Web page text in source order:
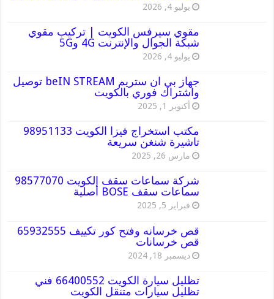
يوليو 4, 2026
مقوي سيرفس الكويت | تركيب مقوي
شبكة الجوال والإنترنت 4G و5G
يوليو 4, 2026
جهاز بي ان ستريم beIN STREAM توصيل
واشتراك فوري بالكويت
أكتوبر 1, 2025
مكتب استخراج فيزا الكويت 98951133
تاشيرة شنغن سريعة
مارس 26, 2025
شركة سماعات سقف الكويت 98577070
سماعات سقف BOSE أصلية
فبراير 5, 2025
قص خرسانه وفتح كور تكييف 65932555
قص خرسانات
ديسمبر 18, 2024
تظليل سيارة الكويت 66400552 فني
تظليل سيارات متنقل الكويت